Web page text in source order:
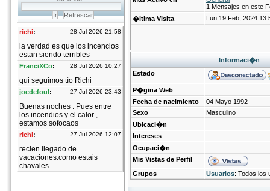
1 Mensajes en este
�ltima Visita
Lun 19 Feb, 2024
Informaci�n
Estado
P�gina Web
Fecha de nacimiento
04 Mayo 1992
Sexo
Masculino
Ubicaci�n
Intereses
Ocupaci�n
Mis Vistas de Perfil
Grupos
Usuarios: Todos los